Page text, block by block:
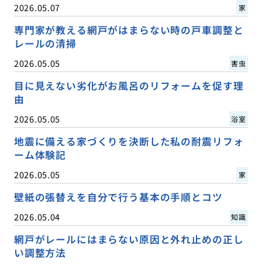
2026.05.07 家
専門家が教える網戸がはまらない時の戸車調整と
レールの清掃
2026.05.05 害虫
目に見えない劣化がお風呂のリフォームを促す理
由
2026.05.05 浴室
地震に備える家づくりを決断した私の耐震リフォ
ーム体験記
2026.05.05 家
壁紙の張替えを自分で行う基本の手順とコツ
2026.05.04 知識
網戸がレールにはまらない原因と外れ止めの正し
い調整方法